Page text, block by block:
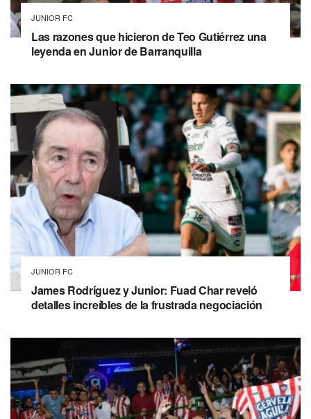
JUNIOR FC
Las razones que hicieron de Teo Gutiérrez una
leyenda en Junior de Barranquilla
JUNIOR FC
James Rodríguez y Junior: Fuad Char reveló
detalles increíbles de la frustrada negociación